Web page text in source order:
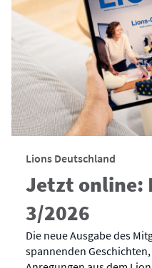
Lions Deutschland
Jetzt online:
3/2026
Die neue Ausgabe des
spannenden